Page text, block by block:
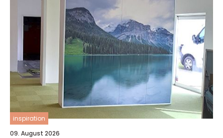
inspiration
09. August 2026